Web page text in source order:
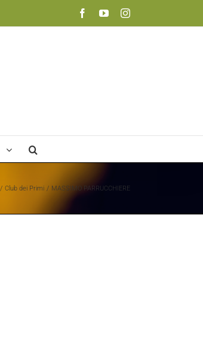
FacebookYouTubeInstagram
Club dei Primi MASSIMO PARRUCCHIERE